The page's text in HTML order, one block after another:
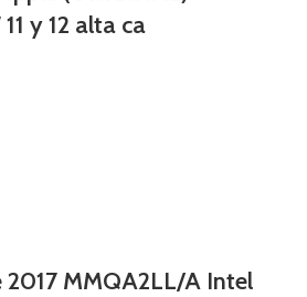
y 12 alta ca
2017 MMQA2LL/A Intel